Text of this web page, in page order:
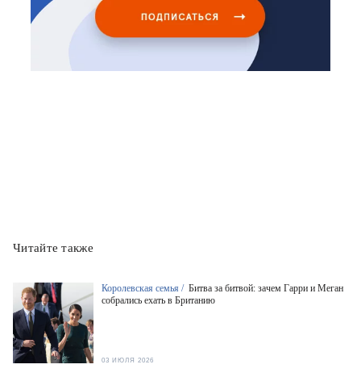
Читайте также
Королевская семья / Битва за битвой: зачем Гарри и Меган
собрались ехать в Британию
03 ИЮЛЯ 2026